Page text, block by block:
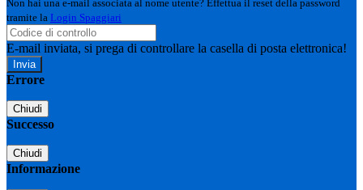
Non hai una e-mail associata al nome utente? Effettua il reset della password
tramite la Login Spaggiari
E-mail inviata, si prega di controllare la casella di posta elettronica!
Errore
Chiudi
Successo
Chiudi
Informazione